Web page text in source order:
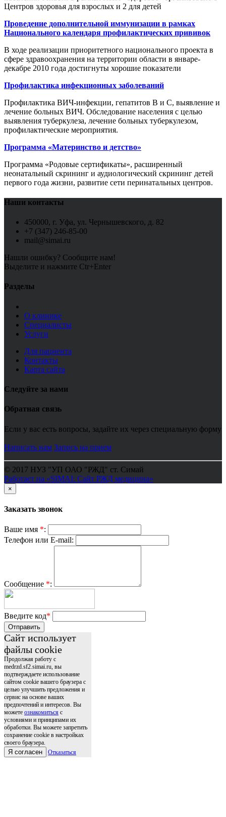
Центров здоровья для взрослых и 2 для детей
Проведение дополнительной иммунизации в рамках
Национального календаря профилактических прививок
В ходе реализации приоритетного национального проекта в
сфере здравоохранения на территории области в январе-
декабре 2010 года достигнуты хорошие показатели
Профилактика инфекционных заболеваний
Профилактика ВИЧ-инфекции, гепатитов В и С, выявление и
лечение больных ВИЧ. Обследование населения с целью
выявления туберкулеза, лечение больных туберкулезом,
профилактические мероприятия.
Программа «Материнство и детство»
Программа «Родовые сертификаты», расширенный
неонатальный скрининг и аудиологический скрининг детей
первого года жизни, развитие сети перинатальных центров.
Наши контакты
450000, г. Уфа, ул. Чернышевского, д. 82
+7 (347) 246-85-00
mail@simai.ru
Нашли ошибку? Сообщите нам!
Выделите и нажмите Ctr+Enter
Разделы
О клинике
Специалисты
Услуги
Для пациента
Контакты
Карта сайта
Следуйте за нами
Обратная связь
Если у вас есть вопросы, задайте их через специальную форму
Написать нам Запись на прием
© 2017 НУЗ "УП ОАО "РЖД" ст. Симай
Работает на «SIMAI: Сайт РЖД медицина»
×
Заказать звонок
Ваше имя *:
Телефон или E-mail:
Сообщение *:
Введите код*
Отправить
Сайт использует
файлы cookie
Продолжая работу с
medrzd.sf2.simai.ru, вы
подтверждаете использование
сайтом cookie вашего браузера с
целью улучшить предложения и
сервис на основе ваших
предпочтений и интересов. Вы
можете ознакомиться с
условиями и принципами их
обработки. Вы можете запретить
сохранение cookie в настройках
своего браузера.
Я согласен Отказаться